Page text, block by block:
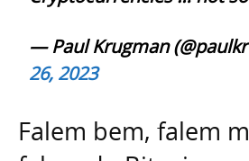
— Paul Krugman
26, 2023
Falem bem, falem